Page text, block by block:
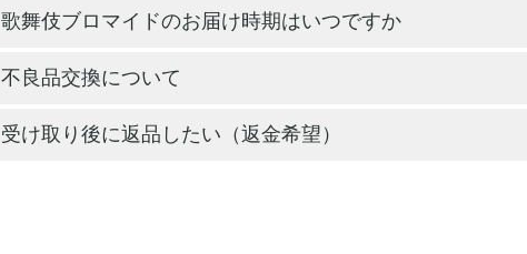
歌舞伎ブロマイドのお届け時期はいつですか
不良品交換について
受け取り後に返品したい（返金希望）